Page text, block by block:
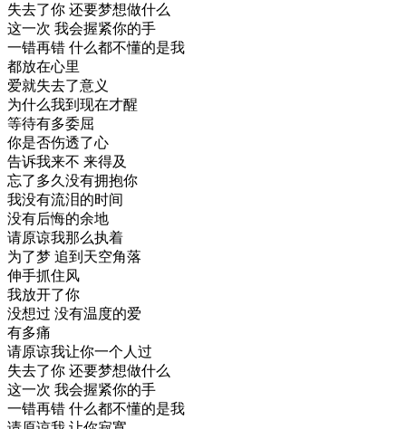
失去了你 还要梦想做什么
这一次 我会握紧你的手
一错再错 什么都不懂的是我
都放在心里
爱就失去了意义
为什么我到现在才醒
等待有多委屈
你是否伤透了心
告诉我来不 来得及
忘了多久没有拥抱你
我没有流泪的时间
没有后悔的余地
请原谅我那么执着
为了梦 追到天空角落
伸手抓住风
我放开了你
没想过 没有温度的爱
有多痛
请原谅我让你一个人过
失去了你 还要梦想做什么
这一次 我会握紧你的手
一错再错 什么都不懂的是我